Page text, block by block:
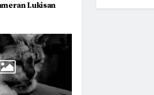
Lukisan